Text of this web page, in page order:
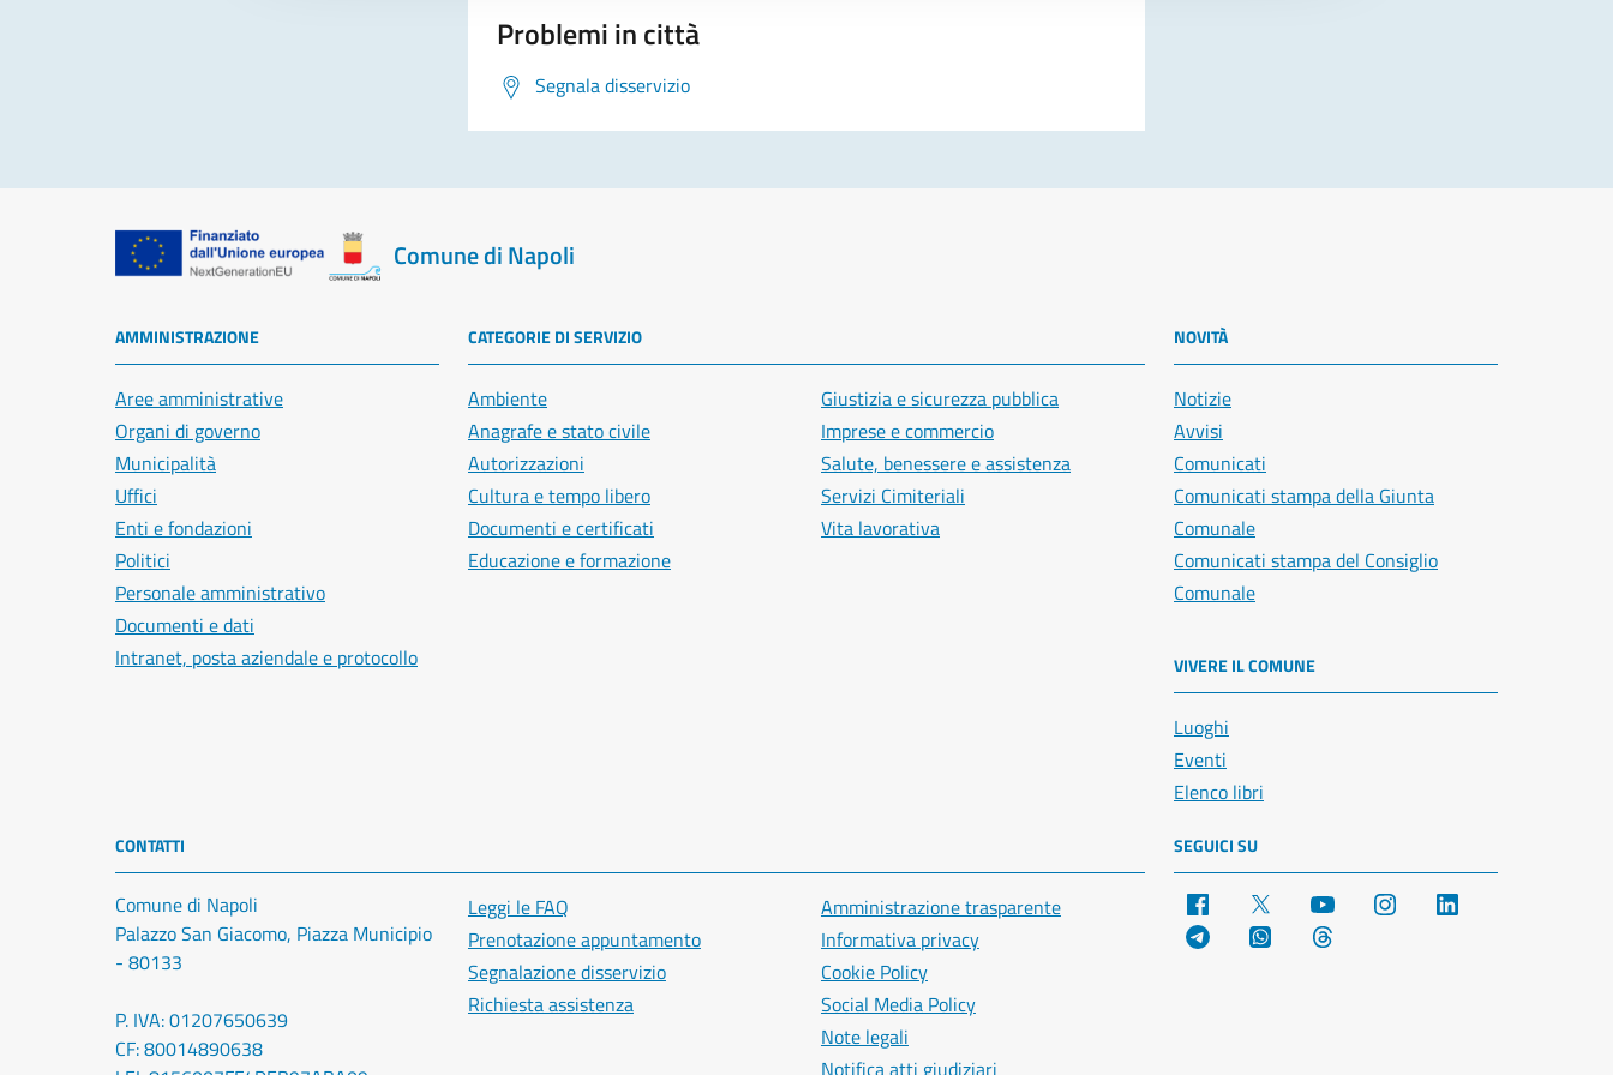
Problemi in città
Segnala disservizio
Comune di Napoli
AMMINISTRAZIONE
Aree amministrative
Organi di governo
Municipalità
Uffici
Enti e fondazioni
Politici
Personale amministrativo
Documenti e dati
Intranet, posta aziendale e protocollo
CATEGORIE DI SERVIZIO
Ambiente
Anagrafe e stato civile
Autorizzazioni
Cultura e tempo libero
Documenti e certificati
Educazione e formazione
Giustizia e sicurezza pubblica
Imprese e commercio
Salute, benessere e assistenza
Servizi Cimiteriali
Vita lavorativa
NOVITÀ
Notizie
Avvisi
Comunicati
Comunicati stampa della Giunta
Comunale
Comunicati stampa del Consiglio
Comunale
VIVERE IL COMUNE
Luoghi
Eventi
Elenco libri
CONTATTI
Comune di Napoli
Palazzo San Giacomo, Piazza Municipio
- 80133
P. IVA: 01207650639
CF: 80014890638
Leggi le FAQ
Prenotazione appuntamento
Segnalazione disservizio
Richiesta assistenza
Amministrazione trasparente
Informativa privacy
Cookie Policy
Social Media Policy
Note legali
SEGUICI SU
Facebook YouTube Instagram
Telegram WhatsApp